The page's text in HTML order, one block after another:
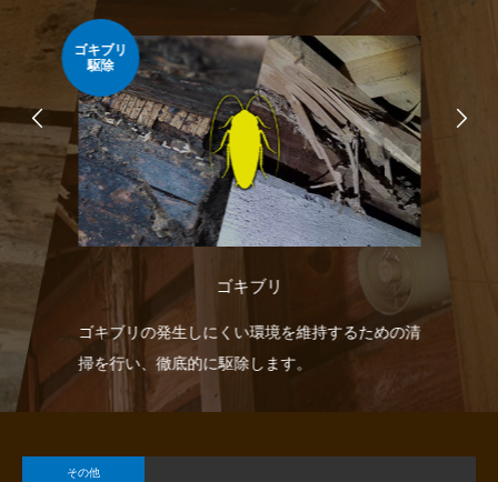
ゴキブリ
駆除
ゴキブリ
ゴキブリの発生しにくい環境を維持するための清
掃を行い、徹底的に駆除します。
その他